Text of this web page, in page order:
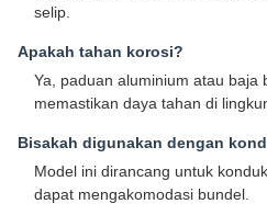
selip.
Apakah tahan korosi?
Ya, paduan aluminium atau baja
memastikan daya tahan di
Bisakah digunakan dengan
Model ini dirancang untuk
dapat mengakomodasi bundel.